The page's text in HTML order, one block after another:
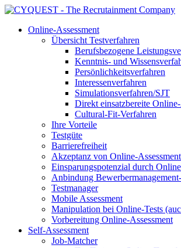
Online-Assessment
Übersicht Testverfahren
Berufsbezogene
Kenntnis- und
Persönlichkeitsverfahren
Interessenverfahren
Simulationsverfahren/SJT
Direkt einsatzbereite Online-
Cultural-Fit-Verfahren
Ihre Vorteile
Testgüte
Barrierefreiheit
Akzeptanz von Online-
Einsparungspotenzial durch
Anbindung
Testmanager
Mobile Assessment
Manipulation bei Online-Tests
Vorbereitung Online-Assessment
Self-Assessment
Job-Matcher